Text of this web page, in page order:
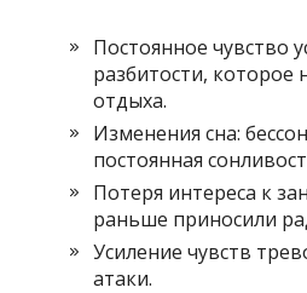
Постоянное чувство
разбитости, которое
отдыха.
Изменения сна:
постоянная
Потеря интереса к
раньше приносили
Усиление чувств
атаки.